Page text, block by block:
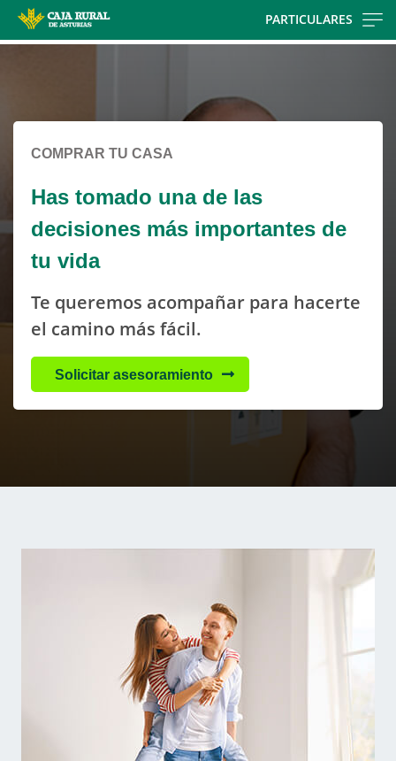
PARTICULARES
favor
COMPRAR TU CASA
Has tomado una de las
decisiones más importantes de
tu vida
Te queremos acompañar para hacerte
el camino más fácil.
Solicitar asesoramiento